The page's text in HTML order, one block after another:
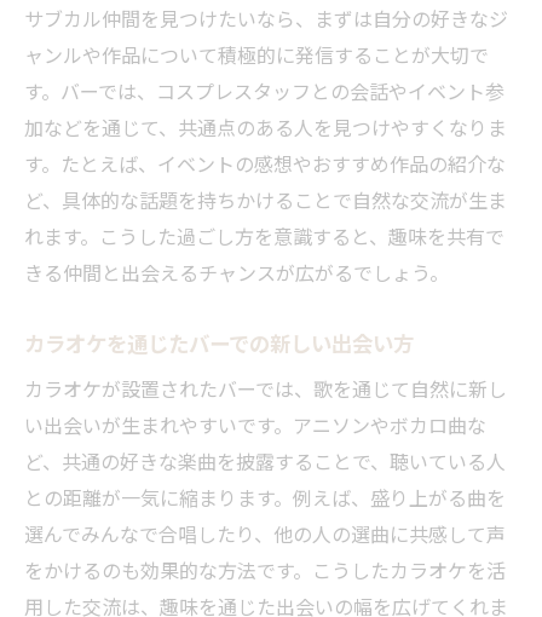
サブカル仲間を見つけたいなら、まずは自分の好きなジ
ャンルや作品について積極的に発信することが大切で
す。バーでは、コスプレスタッフとの会話やイベント参
加などを通じて、共通点のある人を見つけやすくなりま
す。たとえば、イベントの感想やおすすめ作品の紹介な
ど、具体的な話題を持ちかけることで自然な交流が生ま
れます。こうした過ごし方を意識すると、趣味を共有で
きる仲間と出会えるチャンスが広がるでしょう。
カラオケを通じたバーでの新しい出会い方
カラオケが設置されたバーでは、歌を通じて自然に新し
い出会いが生まれやすいです。アニソンやボカロ曲な
ど、共通の好きな楽曲を披露することで、聴いている人
との距離が一気に縮まります。例えば、盛り上がる曲を
選んでみんなで合唱したり、他の人の選曲に共感して声
をかけるのも効果的な方法です。こうしたカラオケを活
用した交流は、趣味を通じた出会いの幅を広げてくれま